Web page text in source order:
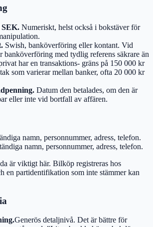
Numeriskt, helst också i bokstäver för
Swish, banköverföring eller kontant. Vid
banköverföring med tydlig referens säkrare än
har en transaktions- gräns på 150 000 kr
som varierar mellan banker, ofta 20 000 kr
Datum den betalades, om den är
eller inte vid bortfall av affären.
namn, personnummer, adress, telefon.
namn, personnummer, adress, telefon.
är viktigt här. Bilköp registreras hos
en partidentifikation som inte stämmer kan
Generös detaljnivå. Det är bättre för